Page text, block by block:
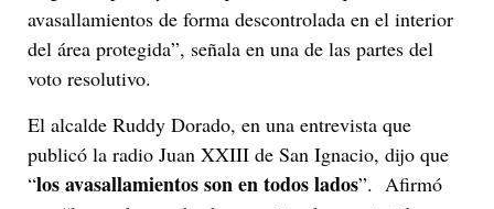
avasallamientos de forma descontrolada en el interior
del área protegida”, señala en una de las partes del
voto resolutivo.
El alcalde Ruddy Dorado, en una entrevista que
publicó la radio Juan XXIII de San Ignacio, dijo que
“los avasallamientos son en todos lados”. Afirmó